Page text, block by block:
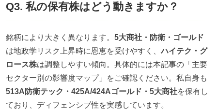
Q3. 私の保有株はどう動きますか？
銘柄により大きく異なります。 5大商社・防衛・ゴールド
は地政学リスク上昇時に恩恵を受けやすく、ハイテク・グ
ロース株は調整しやすい傾向。具体的には本記事の「主要
セクター別の影響度マップ」をご確認ください。私自身も
513A防衛テック・425A/424Aゴールド・5大商社を保有し
ており、ディフェンシブ性を実感しています。